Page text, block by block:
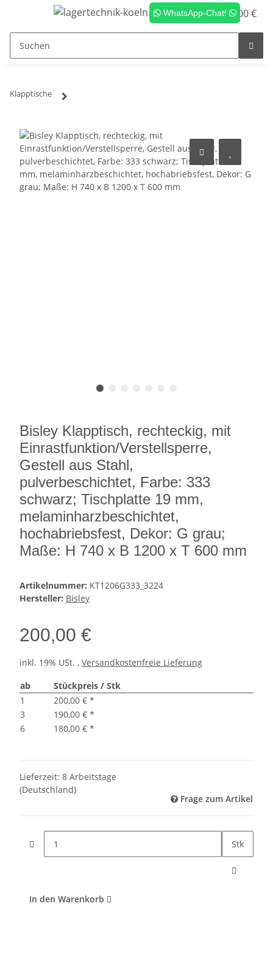
WhatsApp-Chat! 0,00 €
Klapptische
Bisley Klapptisch, rechteckig, mit
Einrastfunktion/Verstellsperre,
Gestell aus Stahl,
pulverbeschichtet, Farbe: 333
schwarz; Tischplatte 19 mm,
melaminharzbeschichtet,
hochabriebsfest, Dekor: G grau;
Maße: H 740 x B 1200 x T 600 mm
Artikelnummer: KT1206G333_3224
Hersteller: Bisley
200,00 €
inkl. 19% USt. , Versandkostenfreie Lieferung
ab
Stückpreis / Stk
1
200,00 € *
3
190,00 € *
6
180,00 € *
Lieferzeit: 8 Arbeitstage
(Deutschland)
Frage zum Artikel
Stk
In den Warenkorb